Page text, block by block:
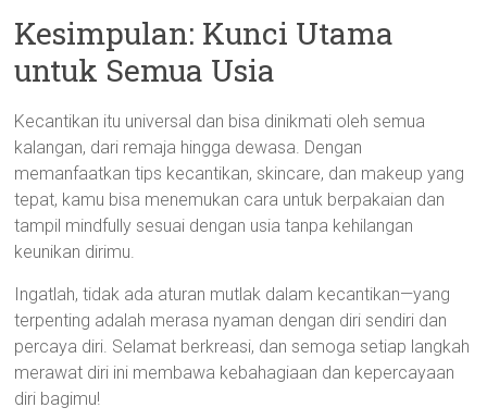
Kesimpulan: Kunci Utama
untuk Semua Usia
Kecantikan itu universal dan bisa dinikmati oleh semua
kalangan, dari remaja hingga dewasa. Dengan
memanfaatkan tips kecantikan, skincare, dan makeup yang
tepat, kamu bisa menemukan cara untuk berpakaian dan
tampil mindfully sesuai dengan usia tanpa kehilangan
keunikan dirimu.
Ingatlah, tidak ada aturan mutlak dalam kecantikan—yang
terpenting adalah merasa nyaman dengan diri sendiri dan
percaya diri. Selamat berkreasi, dan semoga setiap langkah
merawat diri ini membawa kebahagiaan dan kepercayaan
diri bagimu!